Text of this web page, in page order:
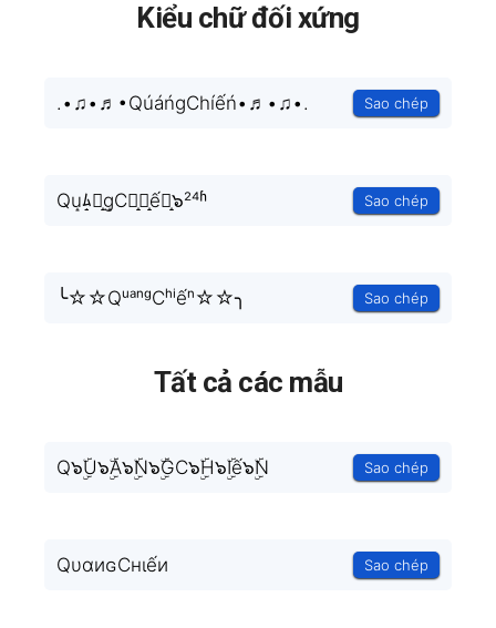
Kiểu chữ đối xứng
.•♫•♬•QúáńgChíếń•♬•♫•. Sao chép
Qu̝ﾑ̝刀̝g̝Cん̝ﾉ̝ế刀̝๖²⁴ʱ Sao chép
╰☆☆QᵘᵃⁿᵍCʰⁱếⁿ☆☆╮ Sao chép
Tất cả các mẫu
Q๖ۣۜU๖ۣۜA๖ۣۜN๖ۣۜGC๖ۣۜH๖ۣۜIế๖ۣۜN Sao chép
QυαиɢCнιếи Sao chép